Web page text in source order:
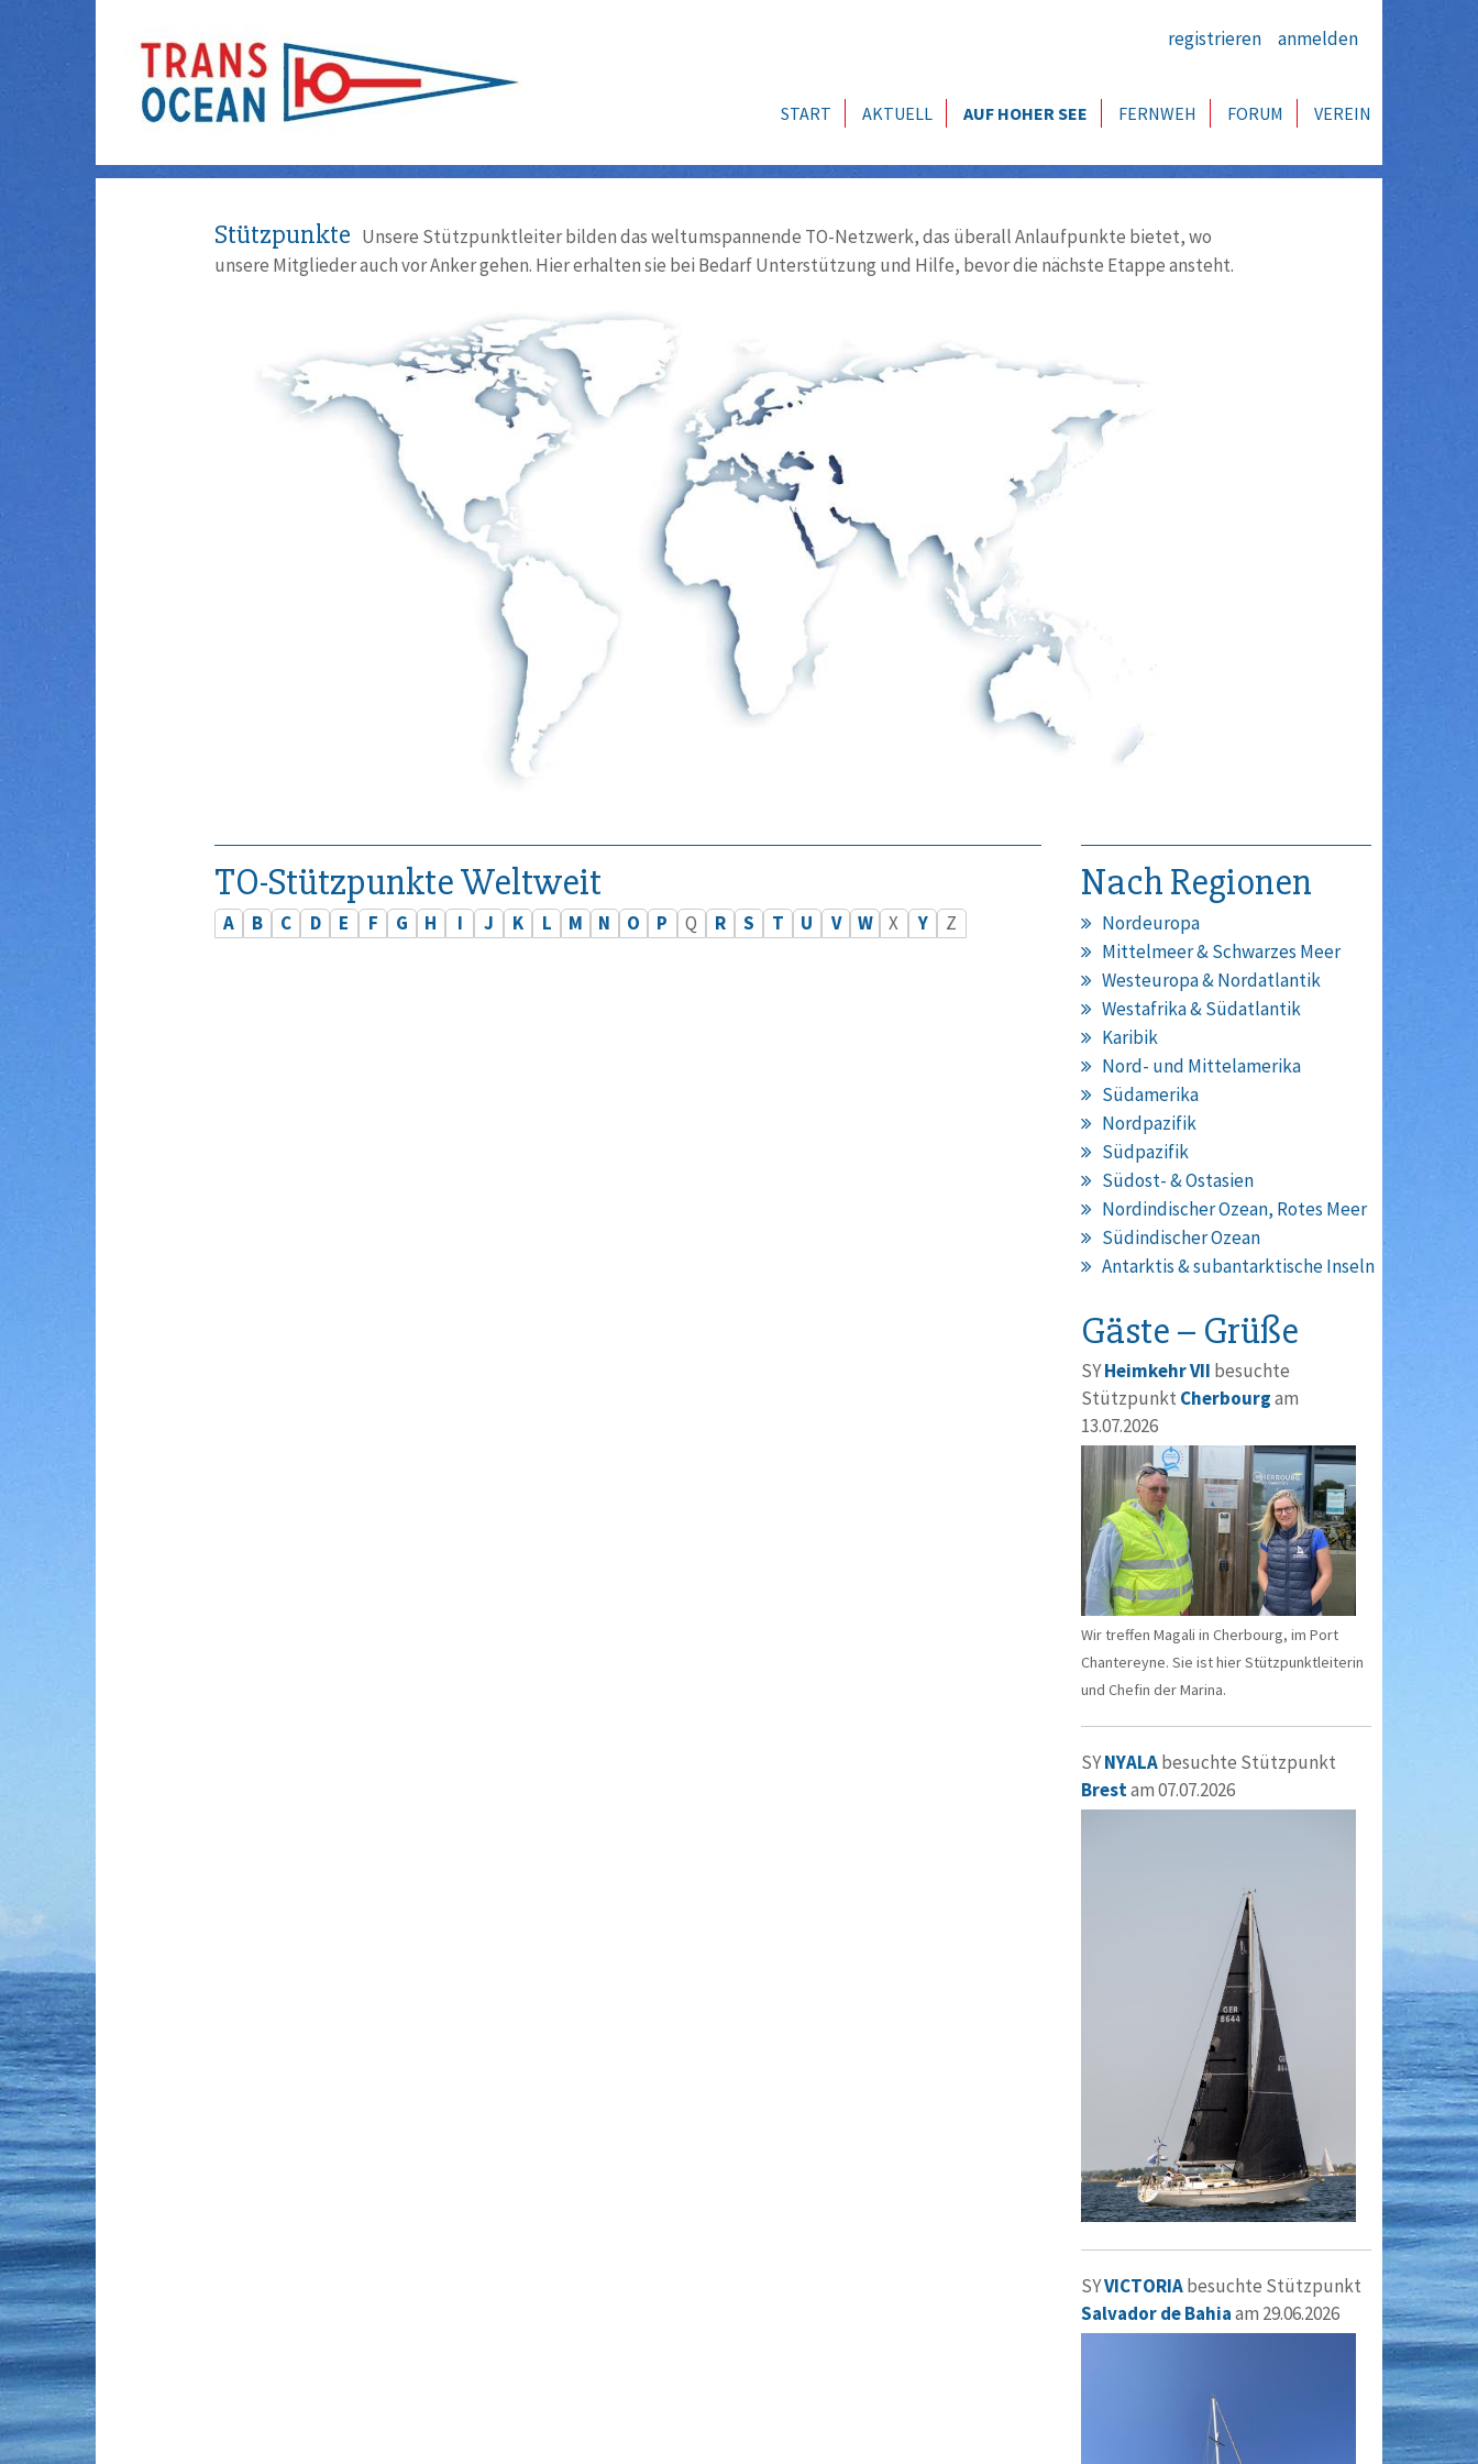
registrieren anmelden
START AKTUELL AUF HOHER SEE FERNWEH FORUM VEREIN
Stützpunkte Unsere Stützpunktleiter bilden das weltumspannende TO-Netzwerk, das überall Anlaufpunkte bietet, wo
unsere Mitglieder auch vor Anker gehen. Hier erhalten sie bei Bedarf Unterstützung und Hilfe, bevor die nächste Etappe ansteht.
TO-Stützpunkte Weltweit
A B C D E F G H I J K L M N O P Q R S T U V W X Y Z
Nach Regionen
Nordeuropa
Mittelmeer & Schwarzes Meer
Westeuropa & Nordatlantik
Westafrika & Südatlantik
Karibik
Nord- und Mittelamerika
Südamerika
Nordpazifik
Südpazifik
Südost- & Ostasien
Nordindischer Ozean, Rotes Meer
Südindischer Ozean
Antarktis & subantarktische Inseln
Gäste – Grüße
SYHeimkehr VII besuchte
Stützpunkt Cherbourgam
13.07.2026
Wir treffen Magali in Cherbourg, im Port
Chantereyne. Sie ist hier Stützpunktleiterin
und Chefin der Marina.
SYNYALAbesuchte Stützpunkt
Brestam 07.07.2026
SYVICTORIAbesuchte Stützpunkt
Salvador de Bahiaam 29.06.2026